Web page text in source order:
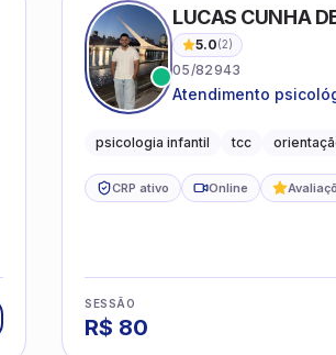
LUCAS CUNHA
5.0(2)
05/82943
Atendimento
Comportamental
vida.
psicologia infantil tcc
CRP ativo Online
SESSÃO
R$ 80